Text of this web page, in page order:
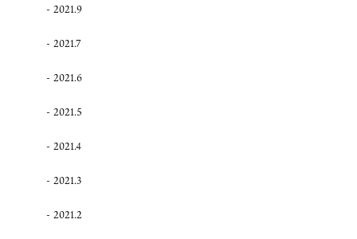
2021.9
2021.7
2021.6
2021.5
2021.4
2021.3
2021.2